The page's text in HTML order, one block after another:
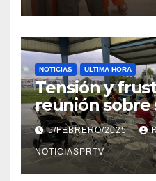
NOTICIAS ULTIMA HORA
Tensión y
reunión sobre
Reparto
5/FEBRERO/2025
NOTICIASPRTV